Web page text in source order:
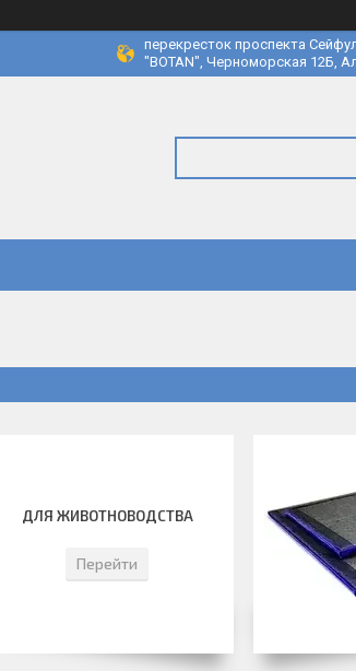
перекресток проспекта
"BOTAN", Черноморская 12Б,
ДЛЯ ЖИВОТНОВОДСТВА
Перейти